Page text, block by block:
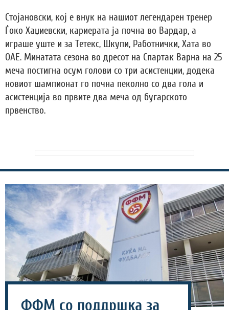
Стојановски, кој е внук на нашиот легендарен тренер
Ѓоко Хаџиевски, кариерата ја почна во Вардар, а
играше уште и за Тетекс, Шкупи, Работнички, Хата во
ОАЕ. Минатата сезона во дресот на Спартак Варна на 25
меча постигна осум голови со три асистенции, додека
новиот шампионат го почна пеколно со два гола и
асистенција во првите два меча од бугарското
првенство.
ФФМ со поддршка за